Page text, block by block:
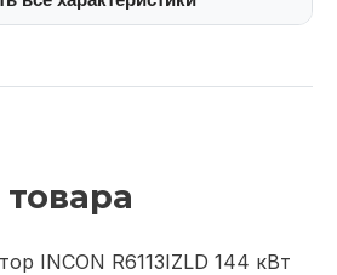
INCON R6113IZLD 144 кВт